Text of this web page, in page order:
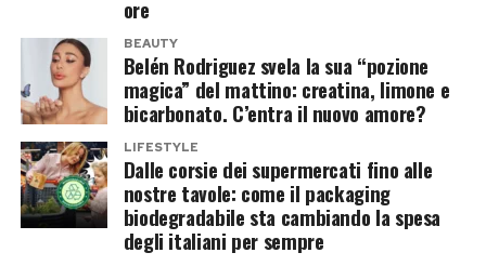
Il nuovo nido d’amore nel cuore di
Milano
Per Elodie si apre così un nuovo capitolo,
sentimentale e immobiliare. La cantante
continua a vivere una delle fasi più fortunate
della propria carriera e, sul piano privato,
sembra aver trovato accanto a Franceska una
emiliano come «un vero poeta», capace di
trasformare ogni incontro in un racconto.
Antonello Venditti ha invece scritto: «Hai
lasciato questo mondo infame. Ci mancherai»,
Fiorella Mannoia ha affidato il suo addio a una
sola frase, tanto essenziale quanto dolorosa:
«Oggi siamo tutti un po’ più soli. Ciao Cirano».
ore
BEAUTY
Belén Rodriguez svela la sua “pozione
magica” del mattino: creatina, limone e
bicarbonato. C’entra il nuovo amore?
LIFESTYLE
Dalle corsie dei supermercati fino alle
nostre tavole: come il packaging
biodegradabile sta cambiando la spesa
degli italiani per sempre